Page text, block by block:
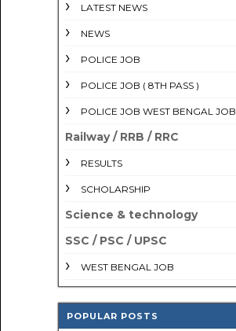
LATEST NEWS
NEWS
POLICE JOB
POLICE JOB ( 8TH PASS )
POLICE JOB WEST BENGAL JOB
Railway / RRB / RRC
RESULTS
SCHOLARSHIP
Science & technology
SSC / PSC / UPSC
WEST BENGAL JOB
POPULAR POSTS